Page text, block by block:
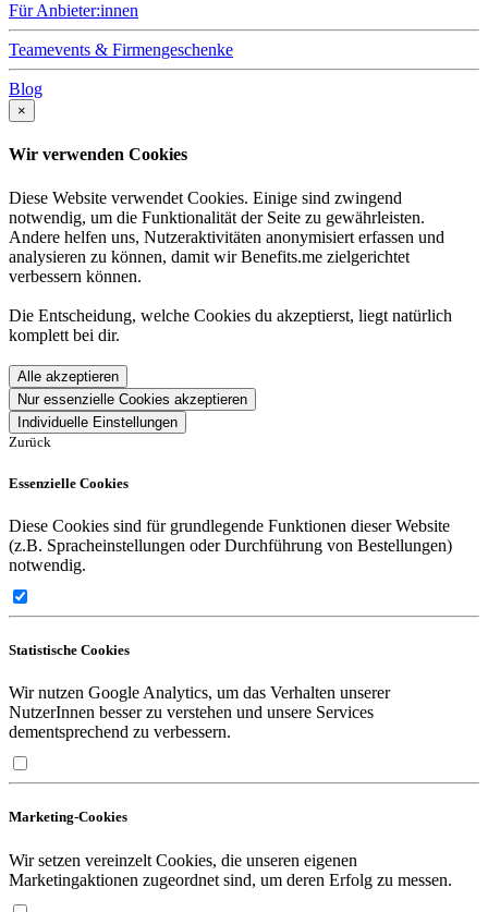
Für Anbieter:innen
Teamevents & Firmengeschenke
Blog
×
Wir verwenden Cookies
Diese Website verwendet Cookies. Einige sind zwingend
notwendig, um die Funktionalität der Seite zu gewährleisten.
Andere helfen uns, Nutzeraktivitäten anonymisiert erfassen und
analysieren zu können, damit wir Benefits.me zielgerichtet
verbessern können.
Die Entscheidung, welche Cookies du akzeptierst, liegt natürlich
komplett bei dir.
Alle akzeptieren
Nur essenzielle Cookies akzeptieren
Individuelle Einstellungen
Zurück
Essenzielle Cookies
Diese Cookies sind für grundlegende Funktionen dieser Website
(z.B. Spracheinstellungen oder Durchführung von Bestellungen)
notwendig.
Statistische Cookies
Wir nutzen Google Analytics, um das Verhalten unserer
NutzerInnen besser zu verstehen und unsere Services
dementsprechend zu verbessern.
Marketing-Cookies
Wir setzen vereinzelt Cookies, die unseren eigenen
Marketingaktionen zugeordnet sind, um deren Erfolg zu messen.